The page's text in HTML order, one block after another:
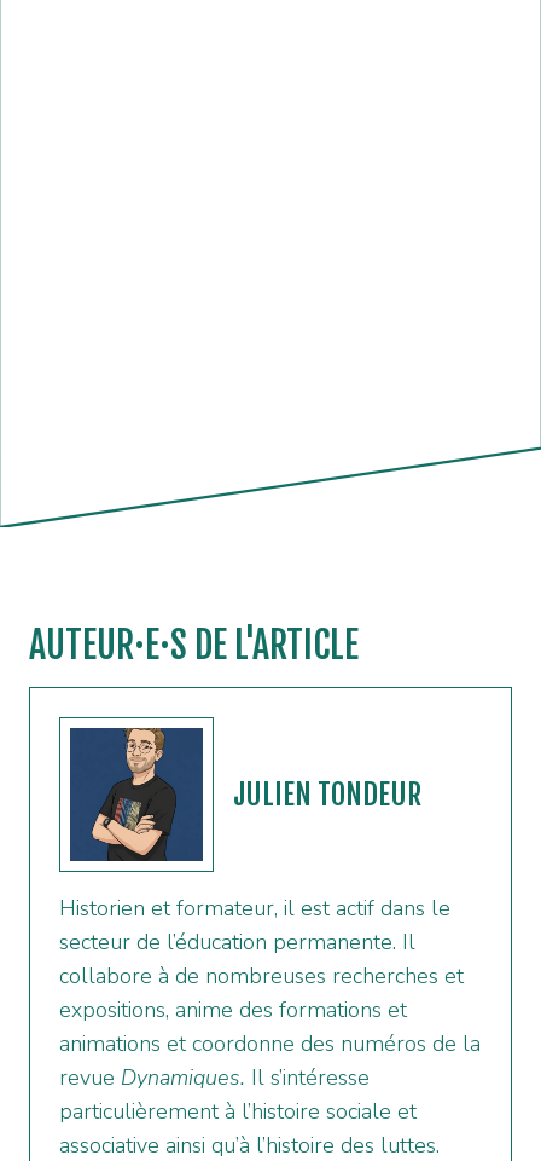
AUTEUR·E·S DE L'ARTICLE
JULIEN TONDEUR
Historien et formateur, il est actif dans le
secteur de l’éducation permanente. Il
collabore à de nombreuses recherches et
expositions, anime des formations et
animations et coordonne des numéros de la
revue Dynamiques. Il s’intéresse
particulièrement à l’histoire sociale et
associative ainsi qu’à l’histoire des luttes.